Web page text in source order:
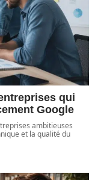
qui
Google
ambitieuses
et la qualité du